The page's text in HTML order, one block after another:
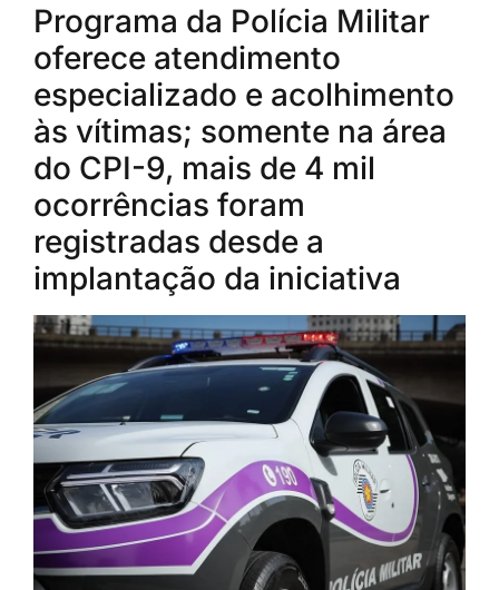
Programa da Polícia Militar
oferece atendimento
especializado e acolhimento
às vítimas; somente na área
do CPI-9, mais de 4 mil
ocorrências foram
registradas desde a
implantação da iniciativa